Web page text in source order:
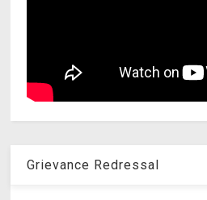
Grievance Redressal